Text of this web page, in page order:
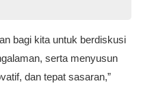
bagi kita untuk berdiskusi
serta menyusun
dan tepat sasaran,”